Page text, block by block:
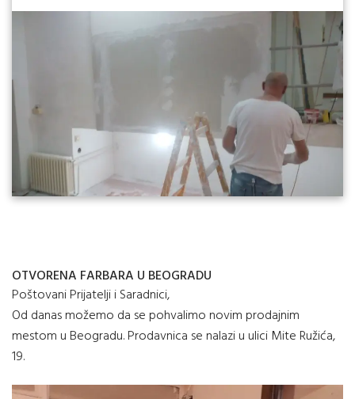
OTVORENA FARBARA U BEOGRADU
Poštovani Prijatelji i Saradnici,
Od danas možemo da se pohvalimo novim prodajnim
mestom u Beogradu. Prodavnica se nalazi u ulici Mite Ružića,
19.